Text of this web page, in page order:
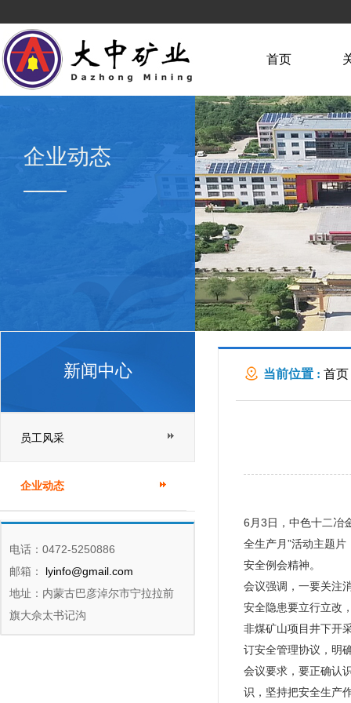
首页
企业动态
新闻中心
员工风采
企业动态
电话：0472-5250886
邮箱：
lyinfo@gmail.com
地址：内蒙古巴彦淖尔市宁拉拉前
旗大佘太书记沟
当前位置 : 首页
6月3日，中色十二冶
全生产月”活动主题片
安全例会精神。
会议强调，一要关注
安全隐患要立行立改
非煤矿山项目井下开
订安全管理协议，明
会议要求，要正确认
识，坚持把安全生产